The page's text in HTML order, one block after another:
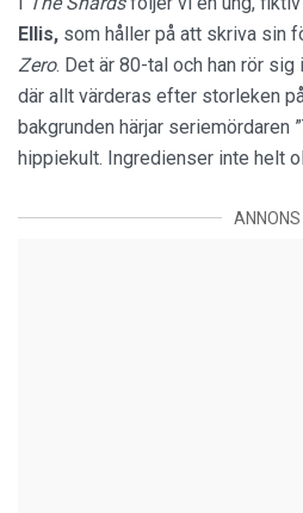
Ellis, som håller på att skriva sin
Zero. Det är 80-tal och han rör
där allt värderas efter storleken
bakgrunden härjar seriemördaren
hippiekult. Ingredienser inte helt
ANNONS